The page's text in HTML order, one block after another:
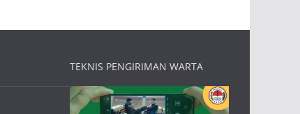
TEKNIS PENGIRIMAN WARTA